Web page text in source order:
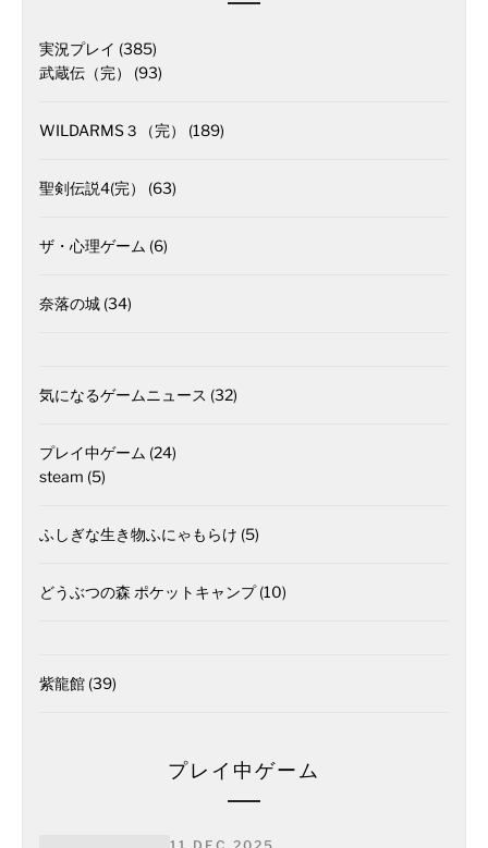
実況プレイ (385)
武蔵伝（完）
(93)
WILDARMS３（完） (189)
聖剣伝説4(完） (63)
ザ・心理ゲーム (6)
奈落の城 (34)
気になるゲームニュース (32)
プレイ中ゲーム (24)
steam (5)
ふしぎな生き物ふにゃもらけ (5)
どうぶつの森 ポケットキャンプ(10)
紫龍館 (39)
プレイ中ゲーム